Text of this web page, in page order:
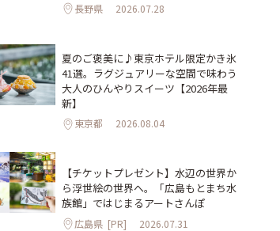
長野県 2026.07.28
夏のご褒美に♪東京ホテル限定かき氷
41選。ラグジュアリーな空間で味わう
大人のひんやりスイーツ【2026年最
新】
東京都 2026.08.04
【チケットプレゼント】水辺の世界か
ら浮世絵の世界へ。「広島もとまち水
族館」ではじまるアートさんぽ
広島県 [PR] 2026.07.31